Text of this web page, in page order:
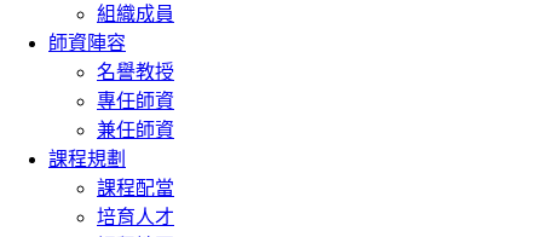
組織成員
師資陣容
名譽教授
專任師資
兼任師資
課程規劃
課程配當
培育人才